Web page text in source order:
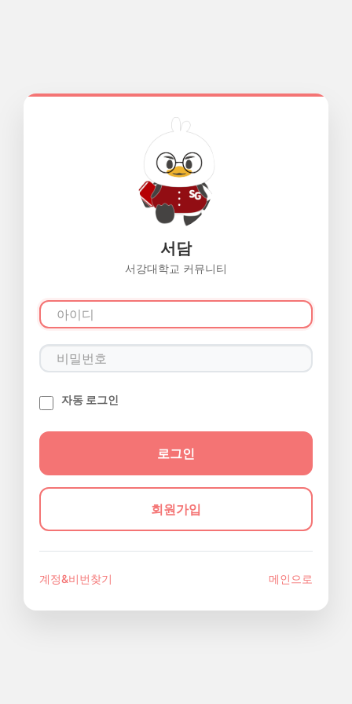
서담
서강대학교 커뮤니티
자동 로그인
회원가입
계정&비번찾기 메인으로